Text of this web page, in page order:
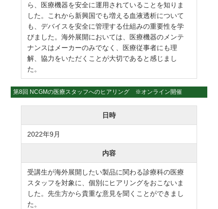
ら、医療機器を安全に運用されていることを知りま
した。これから新興国でも増える血液透析について
も、デバイスを安全に管理する仕組みの重要性を学
びました。海外展開においては、医療機器のメンテ
ナンスはメーカーのみでなく、医療従事者にも理
解、協力をいただくことが大切であると感じまし
た。
第8回 NCGMの医療スタッフへのヒアリング ※オンライン開催
日時
2022年9月
内容
受講生が海外展開したい製品に関わる診療科の医療
スタッフを対象に、個別にヒアリングをおこないま
した。先生方から貴重な意見を聞くことができまし
た。